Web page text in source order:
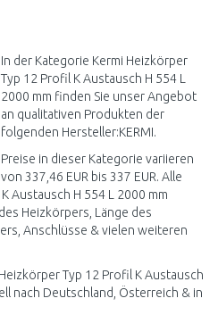
In der Kategorie Kermi Heizkörper
Typ 12 Profil K Austausch H 554 L
2000 mm finden Sie unser Angebot
an qualitativen Produkten der
folgenden Hersteller:KERMI.
Preise in dieser Kategorie variieren
von 337,46 EUR bis 337 EUR. Alle
Austausch H 554 L 2000 mm
Heizkörpers, Länge des
Anschlüsse & vielen weiteren
Typ 12 Profil K Austausch
nach Deutschland, Österreich & in